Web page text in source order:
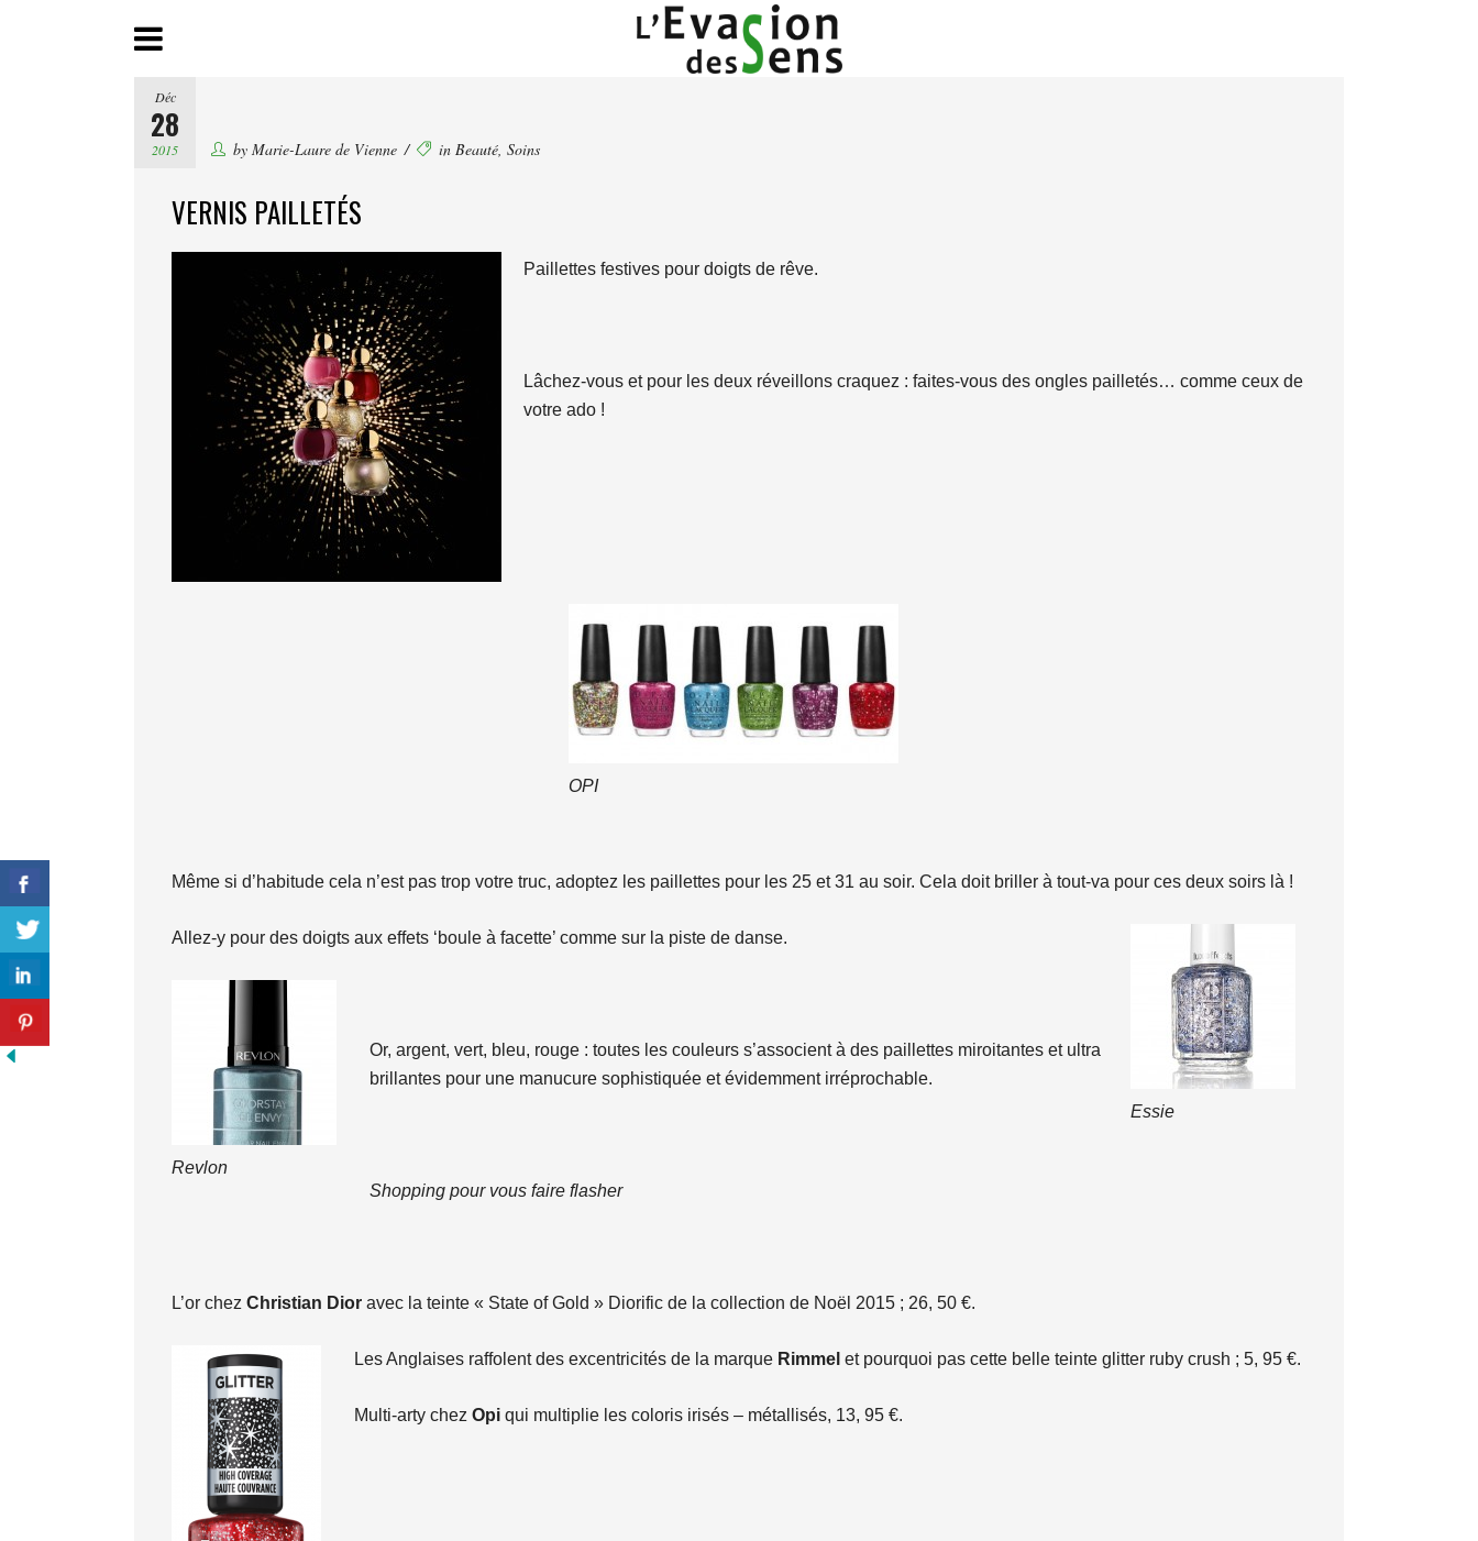
Déc
28
2015 by Marie-Laure de Vienne in Beauté, Soins
VERNIS PAILLETÉS
Paillettes festives pour doigts de rêve.
Lâchez-vous et pour les deux réveillons craquez : faites-vous des ongles pailletés… comme ceux de
votre ado !
OPI
Même si d’habitude cela n’est pas trop votre truc, adoptez les paillettes pour les 25 et 31 au soir. Cela doit briller à tout-va pour ces deux soirs là !
Essie
Allez-y pour des doigts aux effets ‘boule à facette’ comme sur la piste de danse.
Revlon
Or, argent, vert, bleu, rouge : toutes les couleurs s’associent à des paillettes miroitantes et ultra
brillantes pour une manucure sophistiquée et évidemment irréprochable.
Shopping pour vous faire flasher
L’or chez Christian Dior avec la teinte « State of Gold » Diorific de la collection de Noël 2015 ; 26, 50 €.
Les Anglaises raffolent des excentricités de la marque Rimmel et pourquoi pas cette belle teinte glitter ruby crush ; 5, 95 €.
Multi-arty chez Opi qui multiplie les coloris irisés – métallisés, 13, 95 €.